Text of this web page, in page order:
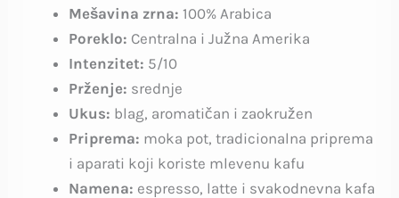
Mešavina zrna: 100% Arabica
Poreklo: Centralna i Južna Amerika
Intenzitet: 5/10
Prženje: srednje
Ukus: blag, aromatičan i zaokružen
Priprema: moka pot, tradicionalna priprema
i aparati koji koriste mlevenu kafu
Namena: espresso, latte i svakodnevna kafa